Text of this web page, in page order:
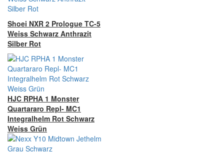
Shoei NXR 2 Prologue TC-5
Weiss Schwarz Anthrazit
Silber Rot
HJC RPHA 1 Monster
Quartararo Repl- MC1
Integralhelm Rot Schwarz
Weiss Grün